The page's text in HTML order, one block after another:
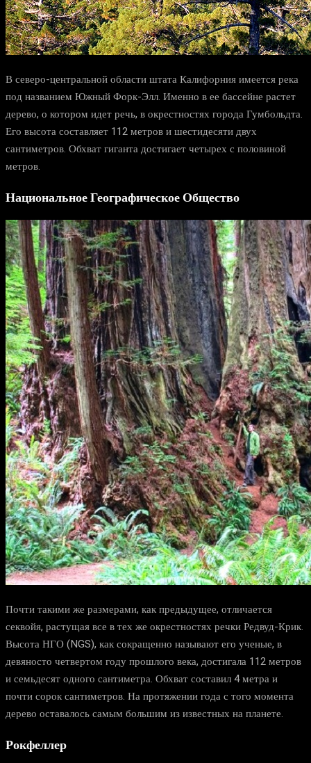
В северо-центральной области штата Калифорния имеется река
под названием Южный Форк-Элл. Именно в ее бассейне растет
дерево, о котором идет речь, в окрестностях города Гумбольдта.
Его высота составляет 112 метров и шестидесяти двух
сантиметров. Обхват гиганта достигает четырех с половиной
метров.
Национальное Географическое Общество
Почти такими же размерами, как предыдущее, отличается
секвойя, растущая все в тех же окрестностях речки Редвуд-Крик.
Высота НГО (NGS), как сокращенно называют его ученые, в
девяносто четвертом году прошлого века, достигала 112 метров
и семьдесят одного сантиметра. Обхват составил 4 метра и
почти сорок сантиметров. На протяжении года с того момента
дерево оставалось самым большим из известных на планете.
Рокфеллер